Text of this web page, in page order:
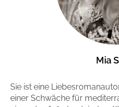
Mia
Sie ist eine
einer Schwäche für